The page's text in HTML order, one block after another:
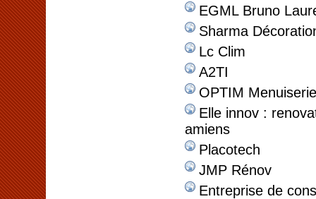
EGML Bruno
Sharma
Lc Clim
A2TI
OPTIM Menuiserie
Elle innov :
amiens
Placotech
JMP Rénov
Entreprise de